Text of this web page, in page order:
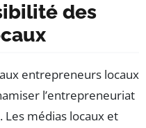
des
aux entrepreneurs locaux
l’entrepreneuriat
. Les médias locaux et